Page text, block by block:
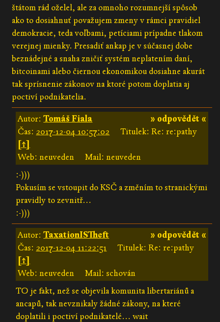
štátom rád oželel, ale za omnoho rozumnejší spôsob
ako to dosiahnuť považujem zmeny v rámci pravidiel
demokracie, teda voľbami, petíciami prípadne tlakom
verejnej mienky. Presadiť ankap je v súčasnej dobe
beznádejné a snaha zničiť systém neplatením daní,
bitcoinami alebo čiernou ekonomikou dosiahne akurát
tak sprísnenie zákonov na ktoré potom doplatia aj
poctiví podnikatelia.
» odpovědět «
Autor:Tomáš Fiala
Čas: 2017-12-04 10:57:02
Titulek: Re: re:pathy
[↑]
Web: neuveden
Mail: neuveden
:-)))
Pokusím se vstoupit do KSČ a změním to stranickými
pravidly to zevnitř...
:-)))
» odpovědět «
Autor:TaxationISTheft
Čas: 2017-12-04 11:22:51
Titulek: Re: re:pathy
[↑]
Web: neuveden
Mail: schován
TO je fakt, než se objevila komunita libertariánů a
ancapů, tak nevznikaly žádné zákony, na které
doplatili i poctiví podnikatelé... wait